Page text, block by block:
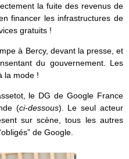
la fuite des revenus de
financer les infrastructures de
gratuits !
à Bercy, devant la presse, et
du gouvernement. Les
la mode !
le DG de Google France
(ci-dessous). Le seul acteur
sur scène, tous les autres
de Google.